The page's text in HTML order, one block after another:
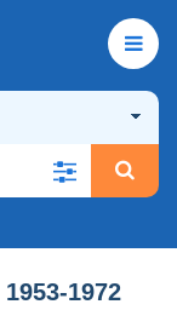
1953-1972